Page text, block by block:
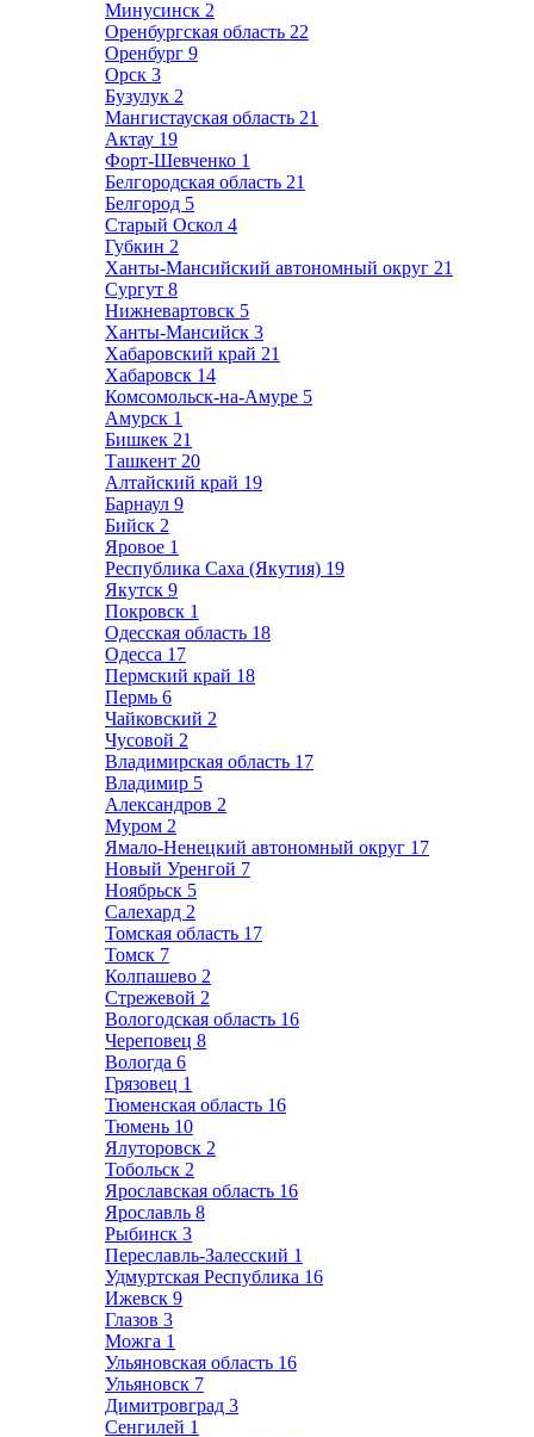
Минусинск 2
Оренбургская область 22
Оренбург 9
Орск 3
Бузулук 2
Мангистауская область 21
Актау 19
Форт-Шевченко 1
Белгородская область 21
Белгород 5
Старый Оскол 4
Губкин 2
Ханты-Мансийский автономный округ 21
Сургут 8
Нижневартовск 5
Ханты-Мансийск 3
Хабаровский край 21
Хабаровск 14
Комсомольск-на-Амуре 5
Амурск 1
Бишкек 21
Ташкент 20
Алтайский край 19
Барнаул 9
Бийск 2
Яровое 1
Республика Саха (Якутия) 19
Якутск 9
Покровск 1
Одесская область 18
Одесса 17
Пермский край 18
Пермь 6
Чайковский 2
Чусовой 2
Владимирская область 17
Владимир 5
Александров 2
Муром 2
Ямало-Ненецкий автономный округ 17
Новый Уренгой 7
Ноябрьск 5
Салехард 2
Томская область 17
Томск 7
Колпашево 2
Стрежевой 2
Вологодская область 16
Череповец 8
Вологда 6
Грязовец 1
Тюменская область 16
Тюмень 10
Ялуторовск 2
Тобольск 2
Ярославская область 16
Ярославль 8
Рыбинск 3
Переславль-Залесский 1
Удмуртская Республика 16
Ижевск 9
Глазов 3
Можга 1
Ульяновская область 16
Ульяновск 7
Димитровград 3
Сенгилей 1